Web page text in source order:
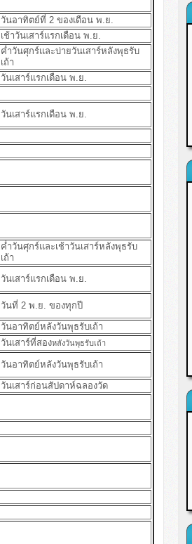
วันอาทิตย์ที่ 2 ของเดือน พ.ย.
เช้าวันเสาร์แรกเดือน พ.ย.
ค่ำวันศุกร์และบ่ายวันเสาร์หลังพุธรับ
เถ้า
วันเสาร์แรกเดือน พ.ย.
วันเสาร์แรกเดือน พ.ย.
ค่ำวันศุกร์และเช้าวันเสาร์หลังพุธรับ
เถ้า
วันเสาร์แรกเดือน พ.ย.
วันที่ 2 พ.ย. ของทุกปี
วันอาทิตย์หลังวันพุธรับเถ้า
วันเสาร์ที่สองหลังวันพุธรับเถ้า
วันอาทิตย์หลังวันพุธรับเถ้า
วันเสาร์ก่อนสัปดาห์ฉลองวัด